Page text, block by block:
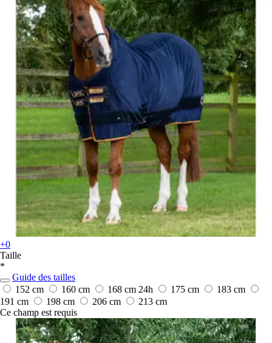
+0
Taille
*
Guide des tailles
152 cm
160 cm 168 cm 24h 175 cm
183 cm
191 cm
198 cm 206 cm
213 cm
Ce champ est requis